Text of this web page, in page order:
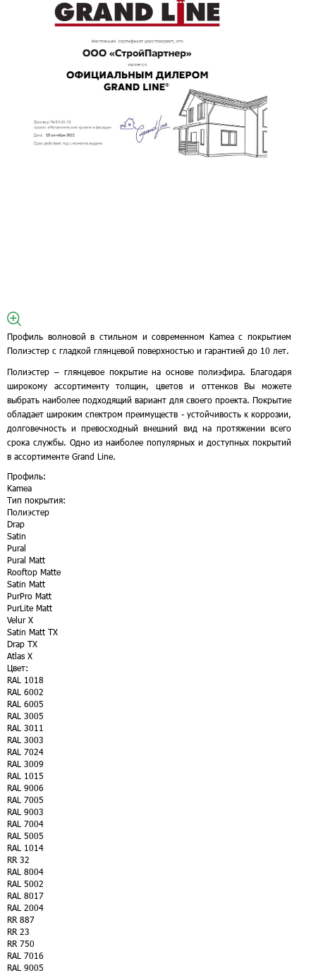
Профиль волновой в стильном и современном Kamea с покрытием
Полиэстер с гладкой глянцевой поверхностью и гарантией до 10 лет.
Полиэстер – глянцевое покрытие на основе полиэфира. Благодаря
широкому ассортименту толщин, цветов и оттенков Вы можете
выбрать наиболее подходящий вариант для своего проекта. Покрытие
обладает широким спектром преимуществ - устойчивость к коррозии,
долговечность и превосходный внешний вид на протяжении всего
срока службы. Одно из наиболее популярных и доступных покрытий
в ассортименте Grand Line.
Профиль:
Kamea
Тип покрытия:
Полиэстер
Drap
Satin
Pural
Pural Matt
Rooftop Matte
Satin Matt
PurPro Matt
PurLite Matt
Velur X
Satin Matt TX
Drap TX
Atlas X
Цвет:
RAL 1018
RAL 6002
RAL 6005
RAL 3005
RAL 3011
RAL 3003
RAL 7024
RAL 3009
RAL 1015
RAL 9006
RAL 7005
RAL 9003
RAL 7004
RAL 5005
RAL 1014
RR 32
RAL 8004
RAL 5002
RAL 8017
RAL 2004
RR 887
RR 23
RR 750
RAL 7016
RAL 9005